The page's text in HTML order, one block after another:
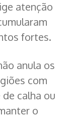
atenção
fortes.
anula os
com
calha ou
o